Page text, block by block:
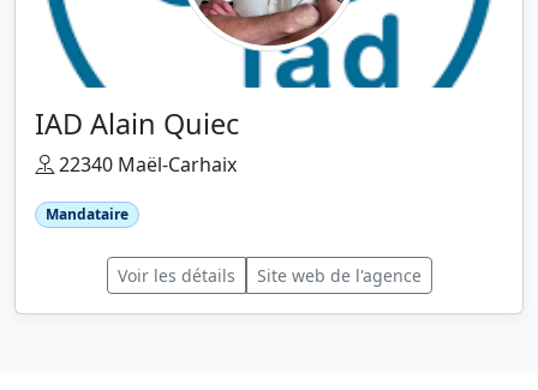
IAD Alain Quiec
22340 Maël-Carhaix
Mandataire
Voir les détails Site web de l'agence